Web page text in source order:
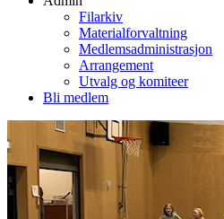
Filarkiv
Materialforvaltning
Medlemsadministrasjon
Arrangement
Utvalg og komiteer
Bli medlem